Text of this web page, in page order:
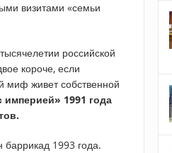
визитами «семьи
российской
короче, если
миф живет собственной
1991 года
1993 года.